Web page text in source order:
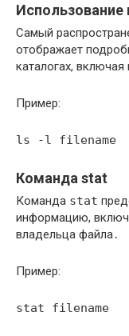
Самый
отображает
каталогах, включая
Пример:
ls -l filename
Команда stat
Команда stat
информацию,
владельца файла․
Пример:
stat filename